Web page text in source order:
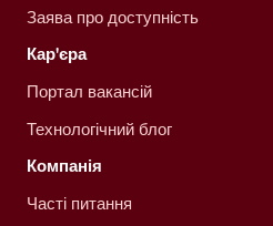
Заява про доступність
Кар'єра
Портал вакансій
Технологічний блог
Компанія
Часті питання